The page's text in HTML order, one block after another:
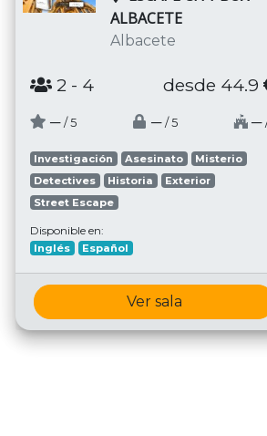
ALBACETE
Albacete
2 - 4 desde 44.9
─ / 5 ─ / 5 ─
Investigación Asesinato
Misterio
Detectives
Historia
Exterior
Street Escape
Disponible en:
Inglés Español
Ver sala